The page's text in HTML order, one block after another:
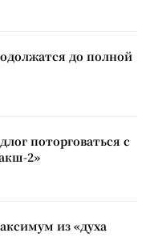
до полной
поторговаться с
2»
из «духа